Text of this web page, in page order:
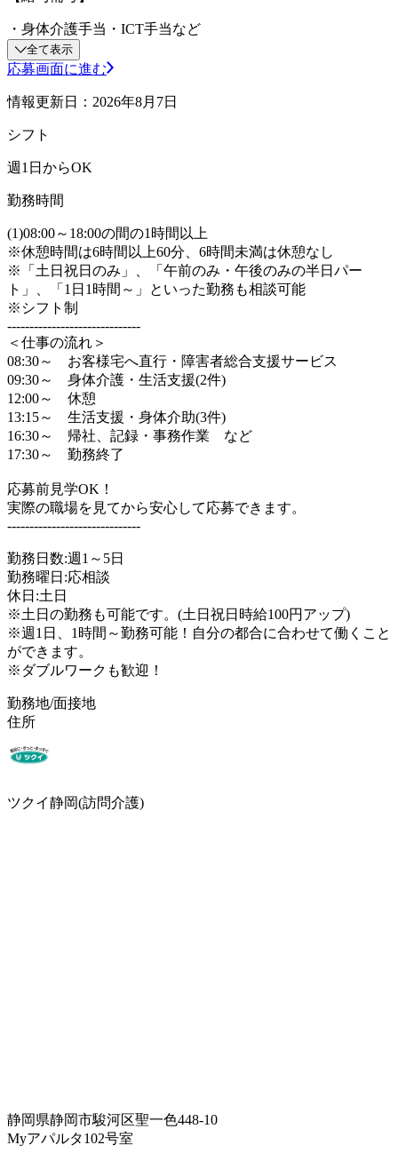
・身体介護手当・ICT手当など
全て表示
応募画面に進む
情報更新日：2026年8月7日
シフト
週1日からOK
勤務時間
(1)08:00～18:00の間の1時間以上
※休憩時間は6時間以上60分、6時間未満は休憩なし
※「土日祝日のみ」、「午前のみ・午後のみの半日パー
ト」、「1日1時間～」といった勤務も相談可能
※シフト制
------------------------------
＜仕事の流れ＞
08:30～ お客様宅へ直行・障害者総合支援サービス
09:30～ 身体介護・生活支援(2件)
12:00～ 休憩
13:15～ 生活支援・身体介助(3件)
16:30～ 帰社、記録・事務作業 など
17:30～ 勤務終了
応募前見学OK！
実際の職場を見てから安心して応募できます。
------------------------------
勤務日数:週1～5日
勤務曜日:応相談
休日:土日
※土日の勤務も可能です。(土日祝日時給100円アップ)
※週1日、1時間～勤務可能！自分の都合に合わせて働くこと
ができます。
※ダブルワークも歓迎！
勤務地/面接地
住所
ツクイ静岡(訪問介護)
静岡県静岡市駿河区聖一色448-10
Myアパルタ102号室